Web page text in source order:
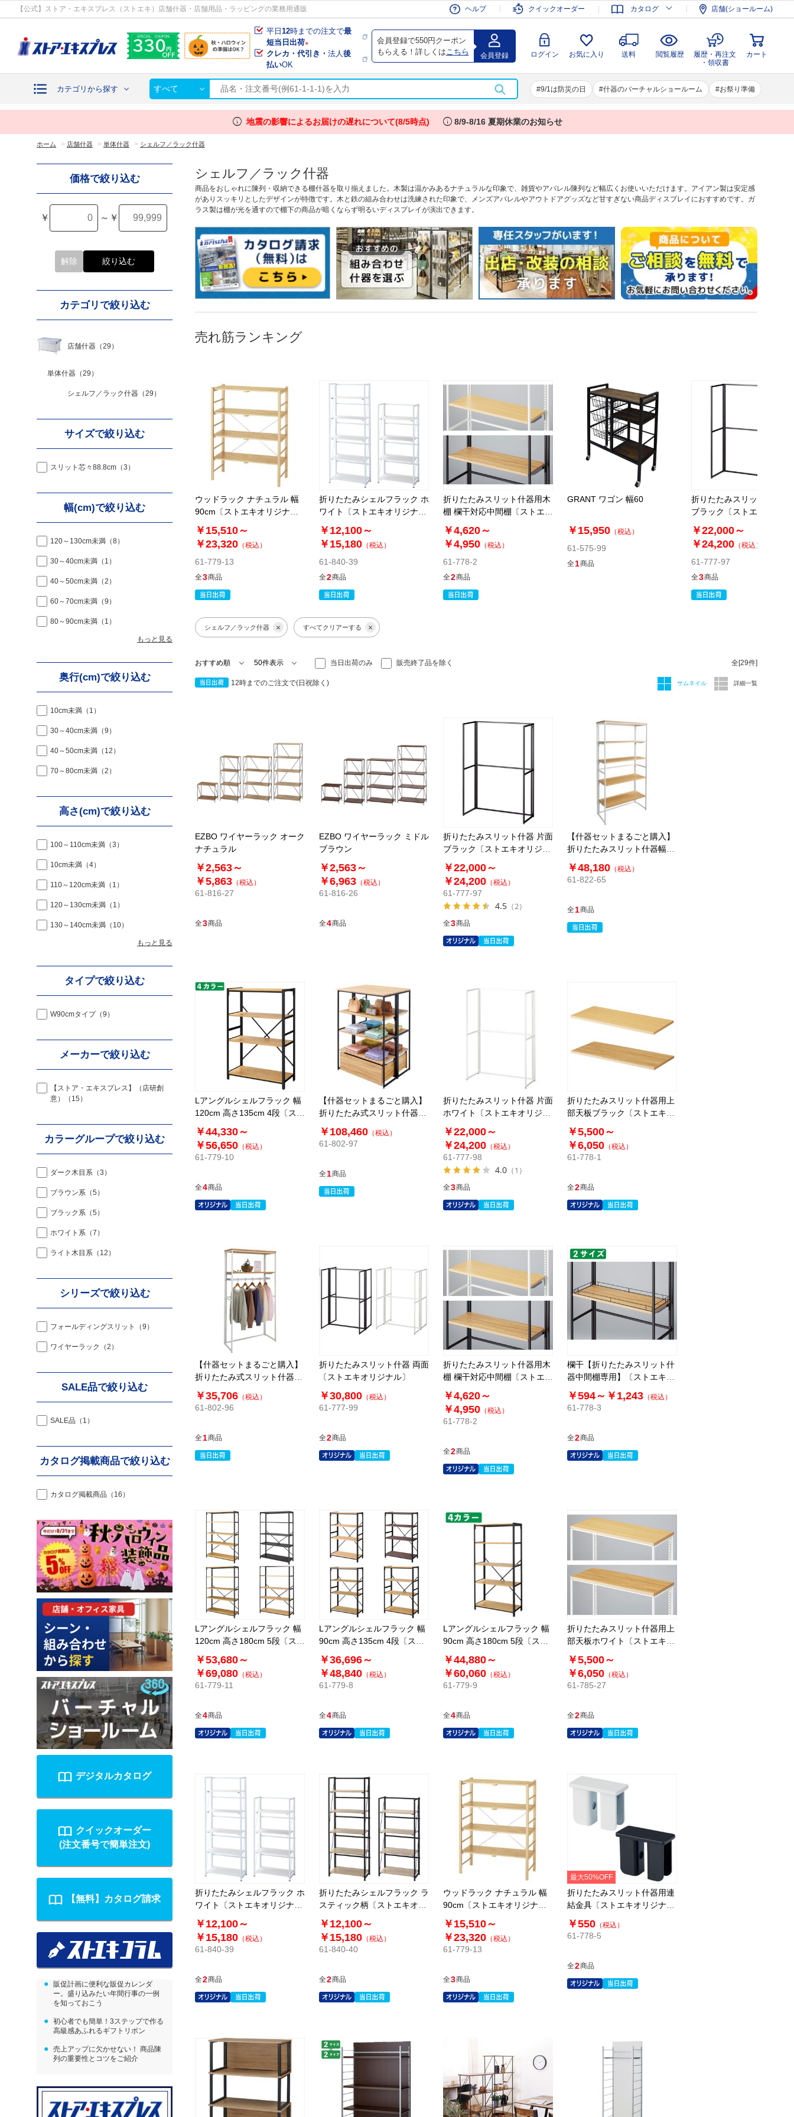
【公式】ストア・エキスプレス（ストエキ）店舗什器・店舗用品・ラッピングの業務用通販 ヘルプ クイックオーダー カタログ 店舗(ショールーム)
平日12時までの注文で最
短当日出荷※
クレカ・代引き・法人後
払いOK
会員登録で550円クーポン
もらえる！詳しくは こちら 会員登録 ログイン お気に入り 送料 閲覧履歴
履歴・再注文
・領収書
カート
カテゴリから探す すべて 9/1は防災の日 什器のバーチャルショールーム お祭り準備
会員登録 ログイン お気に入り 送料 閲覧履歴
履歴・再注文
・領収書
カート
info 地震の影響によるお届けの遅れについて(8/5時点) info 8/9-8/16 夏期休業のお知らせ
ホーム > 店舗什器 > 単体什器 > シェルフ／ラック什器
価格で絞り込む
￥ ～ ￥
解除 絞り込む
カテゴリで絞り込む
店舗什器 （29）
単体什器 （29）
シェルフ／ラック什器 （29）
サイズで絞り込む
スリット芯々88.8cm （3）
幅(cm)で絞り込む
120～130cm未満 （8）
30～40cm未満 （1）
40～50cm未満 （2）
60～70cm未満 （9）
80～90cm未満 （1）
もっと見る
奥行(cm)で絞り込む
10cm未満 （1）
30～40cm未満 （9）
40～50cm未満 （12）
70～80cm未満 （2）
高さ(cm)で絞り込む
100～110cm未満 （3）
10cm未満 （4）
110～120cm未満 （1）
120～130cm未満 （1）
130～140cm未満 （10）
もっと見る
タイプで絞り込む
W90cmタイプ（9）
メーカーで絞り込む
【ストア・エキスプレス】（店研創
意）
（15）
カラーグループで絞り込む
ダーク木目系 （3）
ブラウン系 （5）
ブラック系 （5）
ホワイト系 （7）
ライト木目系 （12）
シリーズで絞り込む
フォールディングスリット （9）
ワイヤーラック （2）
SALE品で絞り込む
SALE品 （1）
カタログ掲載商品で絞り込む
カタログ掲載商品 （16）
デジタルカタログ
クイックオーダー
(注文番号で簡単注文)
【無料】カタログ請求
販促計画に便利な販促カレンダ
ー。盛り込みたい年間行事の一例
を知っておこう
初心者でも簡単！3ステップで作る
高級感あふれるギフトリボン
売上アップに欠かせない！ 商品陳
列の重要性とコツをご紹介
シェルフ／ラック什器
商品をおしゃれに陳列・収納できる棚什器を取り揃えました。木製は温かみあるナチュラルな印象で、雑貨やアパレル陳列など幅広くお使いいただけます。アイアン製は安定感
がありスッキリとしたデザインが特徴です。木と鉄の組み合わせは洗練された印象で、メンズアパレルやアウトドアグッズなど甘すぎない商品ディスプレイにおすすめです。ガ
ラス製は棚が光を通すので棚下の商品が暗くならず明るいディスプレイが演出できます。
売れ筋ランキング
ウッドラック ナチュラル 幅
90cm〔ストエキオリジナ
ル〕
￥15,510～
￥23,320 （税込）
61-779-13
全3商品
折りたたみシェルフラック ホ
ワイト〔ストエキオリジナ
ル〕
￥12,100～
￥15,180 （税込）
61-840-39
全2商品
折りたたみスリット什器用木
棚 欄干対応中間棚〔ストエキ
オリジナル〕
￥4,620～
￥4,950 （税込）
61-778-2
全2商品
GRANT ワゴン 幅60
￥15,950 （税込）
61-575-99
全1商品
折りたたみスリット什器
ブラック〔ストエキオリジ
ル〕
￥22,000～
￥24,200 （税込）
61-777-97
全3商品
シェルフ／ラック什器 すべてクリアーする
当日出荷のみ 販売終了品を除く 全[29件]
12時までのご注文で(日祝除く) サムネイル 詳細一覧
EZBO ワイヤーラック オーク
ナチュラル
￥2,563～
￥5,863 （税込）
61-816-27
全3商品
EZBO ワイヤーラック ミドル
ブラウン
￥2,563～
￥6,963 （税込）
61-816-26
全4商品
折りたたみスリット什器 片面
ブラック〔ストエキオリジナ
ル〕
￥22,000～
￥24,200 （税込）
61-777-97
4.5 （2）
全3商品
【什器セットまるごと購入】
折りたたみスリット什器幅
90cm片面ホワイト5段セット
￥48,180 （税込）
61-822-65
全1商品
Lアングルシェルフラック 幅
120cm 高さ135cm 4段〔スト
エキオリジナル〕
￥44,330～
￥56,650 （税込）
61-779-10
全4商品
【什器セットまるごと購入】
折りたたみ式スリット什器両
面セット
￥108,460 （税込）
61-802-97
全1商品
折りたたみスリット什器 片面
ホワイト〔ストエキオリジナ
ル〕
￥22,000～
￥24,200 （税込）
61-777-98
4.0 （1）
全3商品
折りたたみスリット什器用上
部天板ブラック〔ストエキオ
リジナル〕
￥5,500～
￥6,050 （税込）
61-778-1
全2商品
【什器セットまるごと購入】
折りたたみ式スリット什器セ
ット
￥35,706 （税込）
61-802-96
全1商品
折りたたみスリット什器 両面
〔ストエキオリジナル〕
￥30,800 （税込）
61-777-99
全2商品
折りたたみスリット什器用木
棚 欄干対応中間棚〔ストエキ
オリジナル〕
￥4,620～
￥4,950 （税込）
61-778-2
全2商品
欄干【折りたたみスリット什
器中間棚専用】〔ストエキオ
リジナル〕
￥594～ ￥1,243 （税込）
61-778-3
全2商品
Lアングルシェルフラック 幅
120cm 高さ180cm 5段〔スト
エキオリジナル〕
￥53,680～
￥69,080 （税込）
61-779-11
全4商品
Lアングルシェルフラック 幅
90cm 高さ135cm 4段〔スト
エキオリジナル〕
￥36,696～
￥48,840 （税込）
61-779-8
全4商品
Lアングルシェルフラック 幅
90cm 高さ180cm 5段〔スト
エキオリジナル〕
￥44,880～
￥60,060 （税込）
61-779-9
全4商品
折りたたみスリット什器用上
部天板ホワイト〔ストエキオ
リジナル〕
￥5,500～
￥6,050 （税込）
61-785-27
全2商品
折りたたみシェルフラック ホ
ワイト〔ストエキオリジナ
ル〕
￥12,100～
￥15,180 （税込）
61-840-39
全2商品
折りたたみシェルフラック ラ
スティック柄〔ストエキオリ
ジナル〕
￥12,100～
￥15,180 （税込）
61-840-40
全2商品
ウッドラック ナチュラル 幅
90cm〔ストエキオリジナ
ル〕
￥15,510～
￥23,320 （税込）
61-779-13
全3商品
最大50%OFF
折りたたみスリット什器用連
結金具〔ストエキオリジナ
ル〕
￥550 （税込）
61-778-5
全2商品